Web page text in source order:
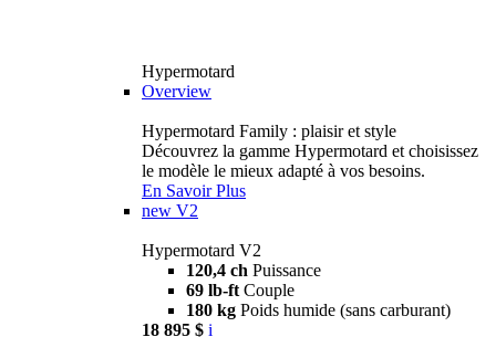
Hypermotard
Overview
Hypermotard Family : plaisir et style
Découvrez la gamme Hypermotard et choisissez
le modèle le mieux adapté à vos besoins.
En Savoir Plus
new V2
Hypermotard V2
120,4 ch Puissance
69 lb-ft Couple
180 kg Poids humide (sans carburant)
18 895 $ i